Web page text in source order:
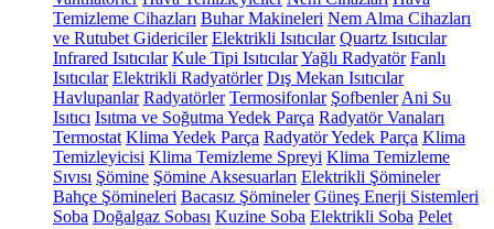
Temizleme Cihazları Buhar Makineleri Nem Alma Cihazları
ve Rutubet Gidericiler Elektrikli Isıtıcılar Quartz Isıtıcılar
Infrared Isıtıcılar Kule Tipi IsıtıcılarYağlı Radyatör Fanlı
Isıtıcılar Elektrikli Radyatörler Dış Mekan Isıtıcılar
Havlupanlar Radyatörler Termosifonlar Şofbenler Ani Su
Isıtıcı Isıtma ve Soğutma Yedek Parça Radyatör Vanaları
Termostat Klima Yedek Parça Radyatör Yedek Parça Klima
Temizleyicisi Klima Temizleme Spreyi Klima Temizleme
Sıvısı Şömine Şömine Aksesuarları Elektrikli Şömineler
Bahçe Şömineleri Bacasız Şömineler Güneş Enerji Sistemleri
Soba Doğalgaz Sobası Kuzine Soba Elektrikli Soba Pelet